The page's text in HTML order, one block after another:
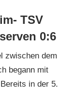
TSV
0:6
zwischen dem
begann mit
in der 5.